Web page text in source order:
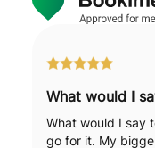
What would I say
go for it. My